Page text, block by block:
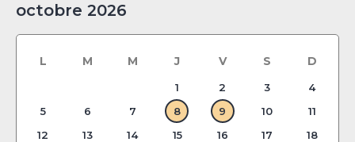
octobre 2026
L M M J V S D
1 2 3
4
5
6 7 8 9 10
11
12
13 14 15 16 17
18